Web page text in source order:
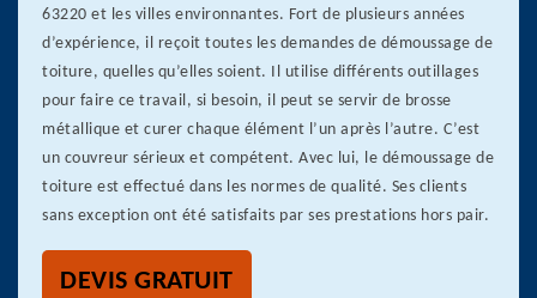
63220 et les villes environnantes. Fort de plusieurs années
d’expérience, il reçoit toutes les demandes de démoussage de
toiture, quelles qu’elles soient. Il utilise différents outillages
pour faire ce travail, si besoin, il peut se servir de brosse
métallique et curer chaque élément l’un après l’autre. C’est
un couvreur sérieux et compétent. Avec lui, le démoussage de
toiture est effectué dans les normes de qualité. Ses clients
sans exception ont été satisfaits par ses prestations hors pair.
DEVIS GRATUIT